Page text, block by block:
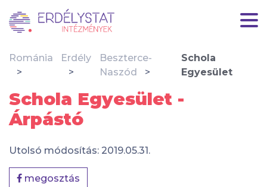
Románia Erdély
Beszterce-
Naszód
Schola
Egyesület
Schola Egyesület -
Árpástó
Utolsó módosítás: 2019.05.31.
megosztás